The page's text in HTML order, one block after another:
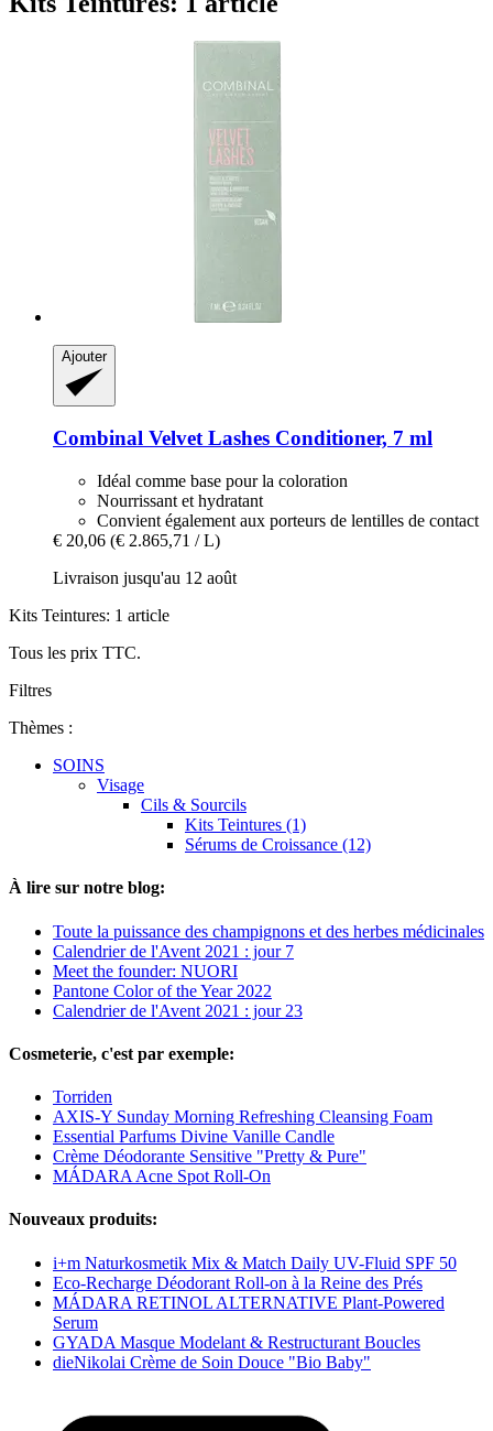
Ajouter
Combinal Velvet Lashes Conditioner, 7 ml
Idéal comme base pour la coloration
Nourrissant et hydratant
Convient également aux porteurs de lentilles de contact
€ 20,06 (€ 2.865,71 / L)
Livraison jusqu'au 12 août
Kits Teintures: 1 article
Tous les prix TTC.
Filtres
Thèmes :
SOINS
Visage
Cils & Sourcils
Kits Teintures (1)
Sérums de Croissance (12)
À lire sur notre blog:
Toute la puissance des champignons et des herbes médicinales
Calendrier de l'Avent 2021 : jour 7
Meet the founder: NUORI
Pantone Color of the Year 2022
Calendrier de l'Avent 2021 : jour 23
Cosmeterie, c'est par exemple:
Torriden
AXIS-Y Sunday Morning Refreshing Cleansing Foam
Essential Parfums Divine Vanille Candle
Crème Déodorante Sensitive "Pretty & Pure"
MÁDARA Acne Spot Roll-On
Nouveaux produits:
i+m Naturkosmetik Mix & Match Daily UV-Fluid SPF 50
Eco-Recharge Déodorant Roll-on à la Reine des Prés
MÁDARA RETINOL ALTERNATIVE Plant-Powered
Serum
GYADA Masque Modelant & Restructurant Boucles
dieNikolai Crème de Soin Douce "Bio Baby"